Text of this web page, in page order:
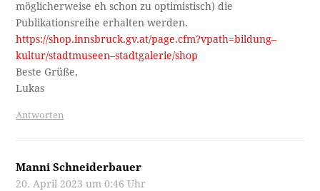
möglicherweise eh schon zu optimistisch) die
Publikationsreihe erhalten werden.
https://shop.innsbruck.gv.at/page.cfm?vpath=bildung–
kultur/stadtmuseen–stadtgalerie/shop
Beste Grüße,
Lukas
Antworten
Manni Schneiderbauer
20. April 2023 um 0:46 Uhr